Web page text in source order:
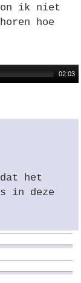
ik niet
hoe
02:03
het
in deze